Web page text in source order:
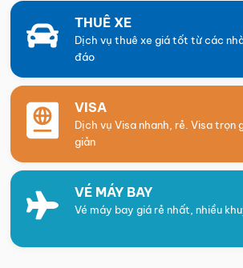
THUÊ XE
Dịch vụ thuê xe giá tốt từ các
đáo
VISA
Dịch vụ Visa nhanh, rẻ. Visa trọn
giản
VÉ MÁY BAY
Vé máy bay giá rẻ nhất, nhiều